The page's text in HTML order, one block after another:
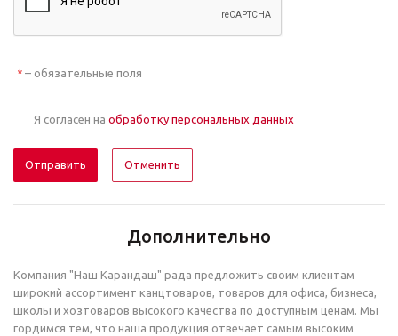
* – обязательные поля
Я согласен на обработку персональных данных
Отменить
Дополнительно
Компания "Наш Карандаш" рада предложить своим клиентам
широкий ассортимент канцтоваров, товаров для офиса, бизнеса,
школы и хозтоваров высокого качества по доступным ценам. Мы
гордимся тем, что наша продукция отвечает самым высоким